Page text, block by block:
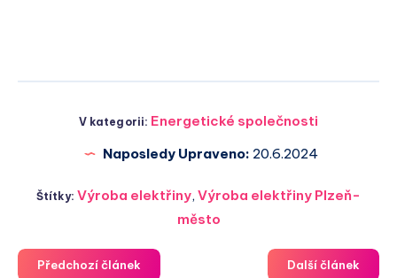
V kategorii: Energetické společnosti
Naposledy Upraveno: 20.6.2024
Štítky:Výroba elektřiny,Výroba elektřiny Plzeň-
město
Předchozí článek Další článek